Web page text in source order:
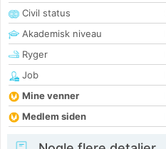
Civil status
Akademisk niveau
Ryger
Job
Mine venner
Medlem siden